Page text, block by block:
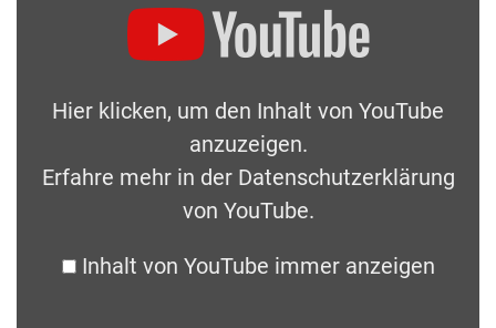
Hier klicken, um den Inhalt von YouTube
anzuzeigen.
Erfahre mehr in der Datenschutzerklärung
von YouTube.
Inhalt von YouTube immer anzeigen